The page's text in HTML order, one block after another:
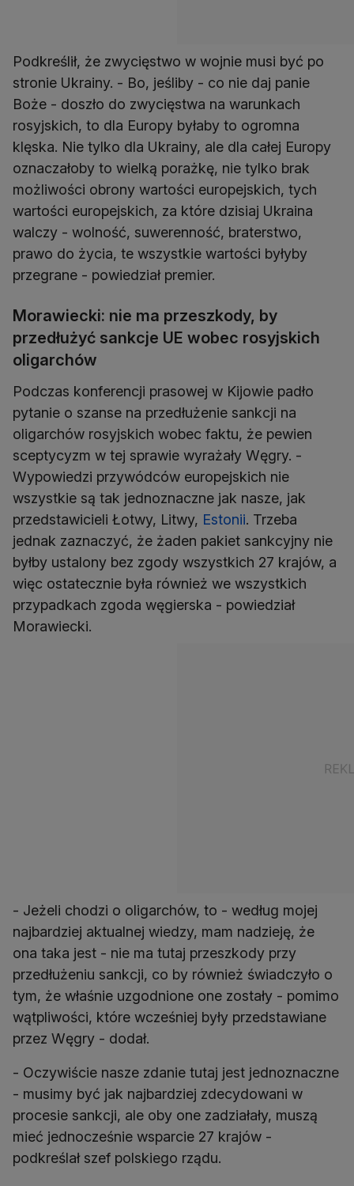
Podkreślił, że zwycięstwo w wojnie musi być po
stronie Ukrainy. - Bo, jeśliby - co nie daj panie
Boże - doszło do zwycięstwa na warunkach
rosyjskich, to dla Europy byłaby to ogromna
klęska. Nie tylko dla Ukrainy, ale dla całej Europy
oznaczałoby to wielką porażkę, nie tylko brak
możliwości obrony wartości europejskich, tych
wartości europejskich, za które dzisiaj Ukraina
walczy - wolność, suwerenność, braterstwo,
prawo do życia, te wszystkie wartości byłyby
przegrane - powiedział premier.
Morawiecki: nie ma przeszkody, by
przedłużyć sankcje UE wobec rosyjskich
oligarchów
Podczas konferencji prasowej w Kijowie padło
pytanie o szanse na przedłużenie sankcji na
oligarchów rosyjskich wobec faktu, że pewien
sceptycyzm w tej sprawie wyrażały Węgry. -
Wypowiedzi przywódców europejskich nie
wszystkie są tak jednoznaczne jak nasze, jak
przedstawicieli Łotwy, Litwy, Estonii. Trzeba
jednak zaznaczyć, że żaden pakiet sankcyjny nie
byłby ustalony bez zgody wszystkich 27 krajów, a
więc ostatecznie była również we wszystkich
przypadkach zgoda węgierska - powiedział
Morawiecki.
- Jeżeli chodzi o oligarchów, to - według mojej
najbardziej aktualnej wiedzy, mam nadzieję, że
ona taka jest - nie ma tutaj przeszkody przy
przedłużeniu sankcji, co by również świadczyło o
tym, że właśnie uzgodnione one zostały - pomimo
wątpliwości, które wcześniej były przedstawiane
przez Węgry - dodał.
- Oczywiście nasze zdanie tutaj jest jednoznaczne
- musimy być jak najbardziej zdecydowani w
procesie sankcji, ale oby one zadziałały, muszą
mieć jednocześnie wsparcie 27 krajów -
podkreślał szef polskiego rządu.